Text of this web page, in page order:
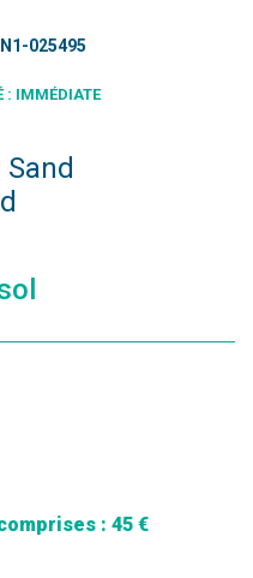
025495
: IMMÉDIATE
: 45 €